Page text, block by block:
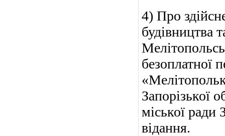
4) Про
будівництва
безоплатної
Запорізької
міської ради
відання.